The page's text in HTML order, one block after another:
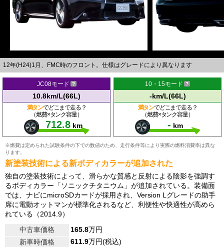
12年(H24)1月、FMC時のフロント。仕様はグレードにより異なります
JC08モード
10.8km/L(66L)
満タンでどこまで走る？
（燃費×タンク容量）
712.8 km
10・15モード
-km/L(66L)
満タンでどこまで走る？
（燃費×タンク容量）
- km
※燃費は定められた試験条件の下での数値のため、走行条件等により実際の燃料消費率は異な
ります。
新塗装技術による新ボディカラーが追加された
独自の塗装技術によって、滑らかな質感と反射による陰影を強調す
るボディカラー「ソニックチタニウム」が追加されている。装備面
では、ナビにmicroSDカードが採用され、Version Lグレードの助手
席に電動オットマンが標準化されるなど、利便性や快適性が高めら
れている（2014.9）
中古車価格
165.8万円
新車時価格
611.9万円(税込)